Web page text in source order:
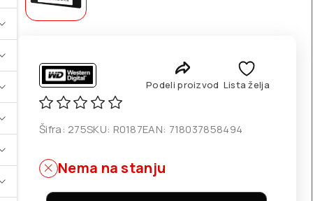
Podeli proizvod Lista želja
Šifra: 275SKU: R0187EAN: 718037858494
Nema na stanju